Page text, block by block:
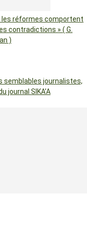
les réformes comportent
contradictions » ( G.
)
semblables journalistes,
journal SIKA’A